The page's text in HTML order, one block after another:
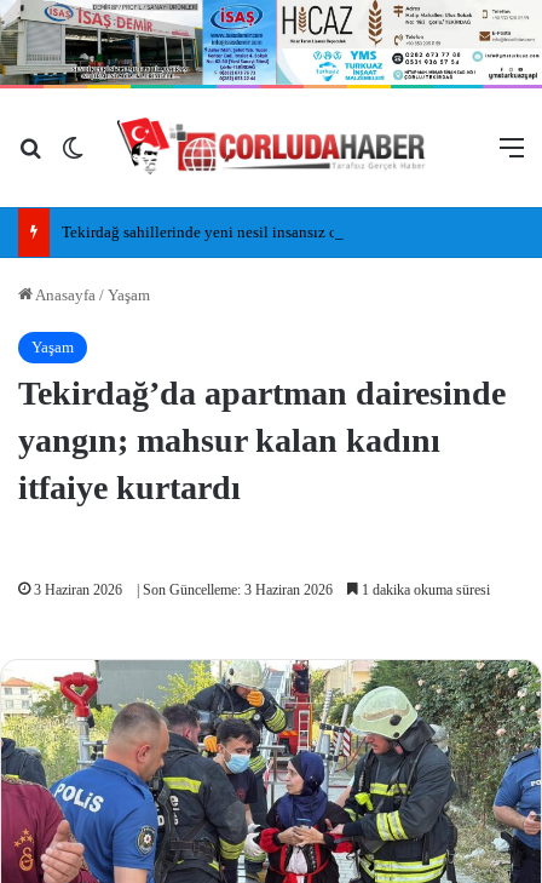
Arama yap ...
Dış görünümü değiştir
Anasayfa / Yaşam
Yaşam
Tekirdağ’da apartman dairesinde
yangın; mahsur kalan kadını
itfaiye kurtardı
3 Haziran 2026 | Son Güncelleme: 3 Haziran 2026 1 dakika okuma süresi